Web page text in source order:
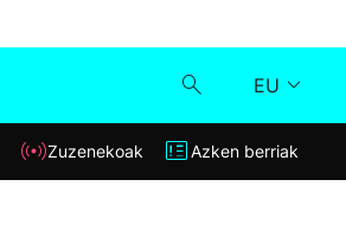
EU
Klisk
Zuzenekoak Azken berriak